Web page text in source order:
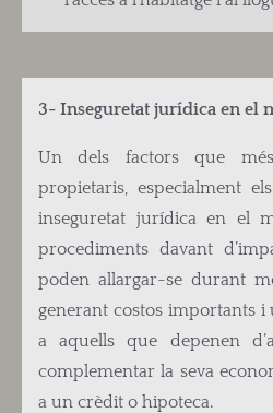
3- Inseguretat jurídica en el
Un dels factors que
propietaris, especialment
inseguretat jurídica en el
procediments davant
poden allargar-se durant
generant costos importants i
a aquells que depenen
complementar la seva
a un crèdit o hipoteca.